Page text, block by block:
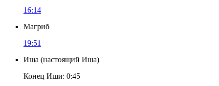
16:14
Магриб
19:51
Иша (настоящий Иша)
Конец Иши: 0:45